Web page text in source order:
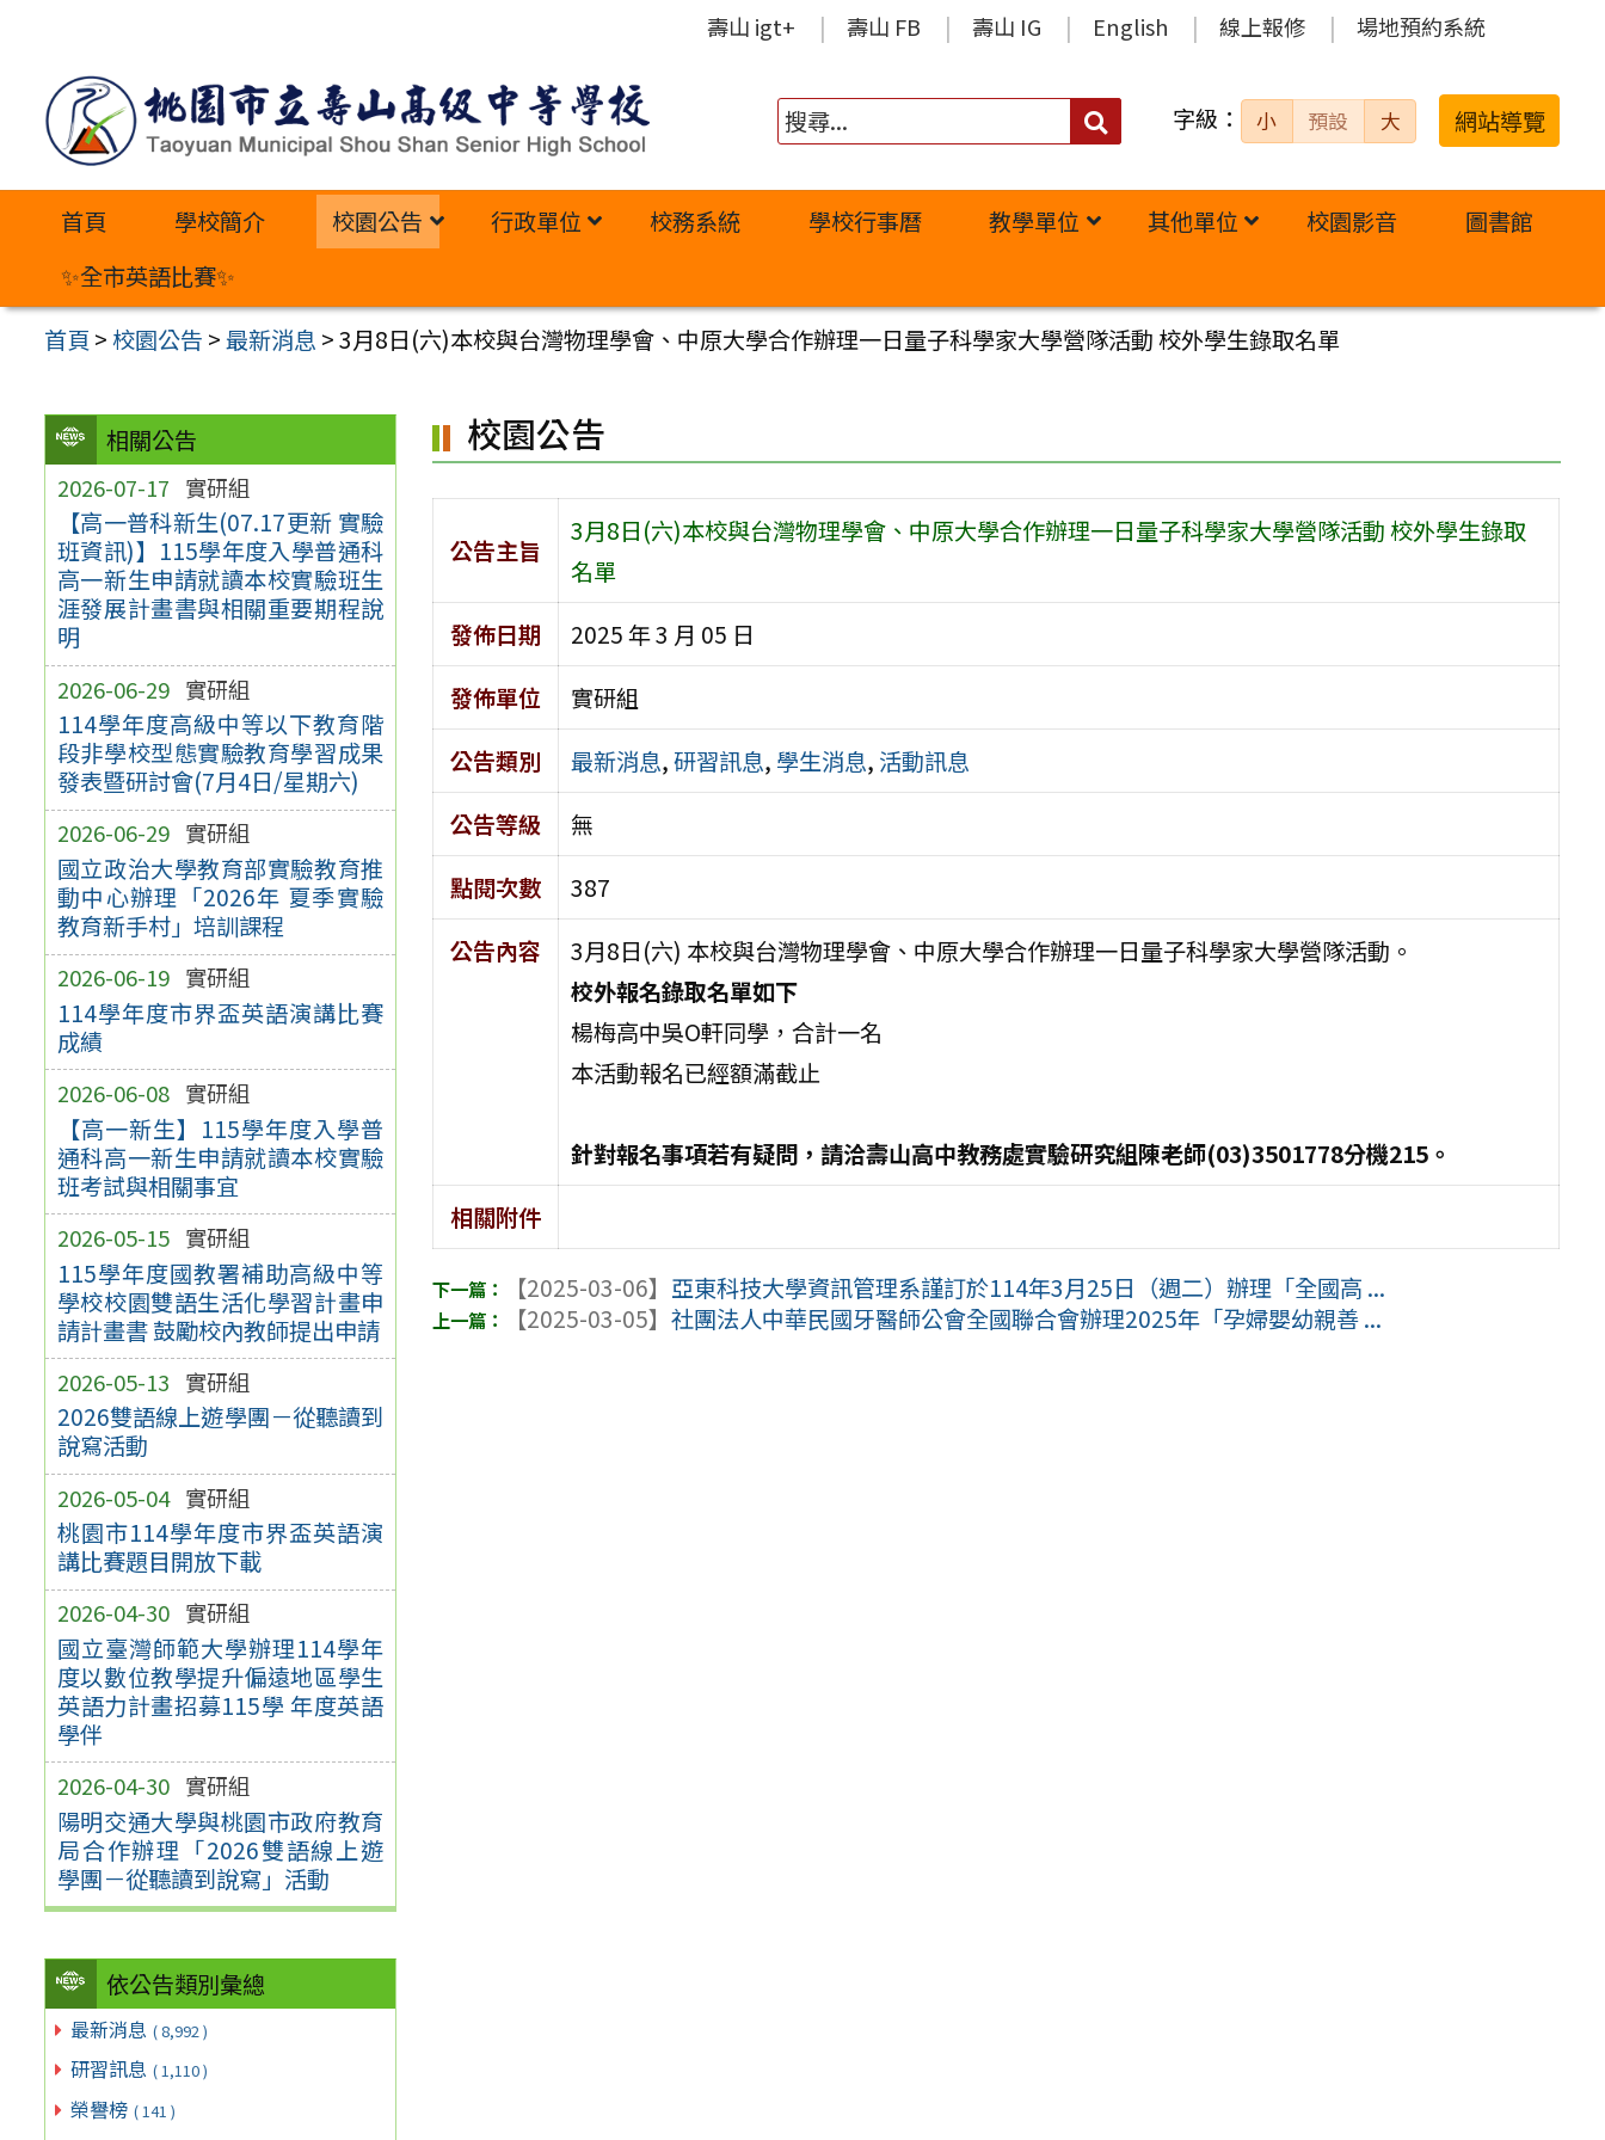
內
壽山 igt+ 壽山 FB 壽山 IG English 線上報修 場地預約系統
搜
字級： 小 預設 大 網站導覽
首頁 學校簡介 校園公告 行政單位 校務系統 學校行事曆 教學單位 其他單位 校園影音
圖書館
✨全市英語比賽✨
首頁 >校園公告 >最新消息 >3月8日(六)本校與台灣物理學會、中原大學合作辦理一日量子科學家大學營隊活動 校外學生錄取名單
相關公告
2026-07-17 實研組
【高一普科新生(07.17更新 實驗
班資訊)】115學年度入學普通科
高一新生申請就讀本校實驗班生
涯發展計畫書與相關重要期程說
明
2026-06-29 實研組
114學年度高級中等以下教育階
段非學校型態實驗教育學習成果
發表暨研討會(7月4日/星期六)
2026-06-29 實研組
國立政治大學教育部實驗教育推
動中心辦理「2026年 夏季實驗
教育新手村」培訓課程
2026-06-19 實研組
114學年度市界盃英語演講比賽
成績
2026-06-08 實研組
【高一新生】115學年度入學普
通科高一新生申請就讀本校實驗
班考試與相關事宜
2026-05-15 實研組
115學年度國教署補助高級中等
學校校園雙語生活化學習計畫申
請計畫書 鼓勵校內教師提出申請
2026-05-13 實研組
2026雙語線上遊學團－從聽讀到
說寫活動
2026-05-04 實研組
桃園市114學年度市界盃英語演
講比賽題目開放下載
2026-04-30 實研組
國立臺灣師範大學辦理114學年
度以數位教學提升偏遠地區學生
英語力計畫招募115學 年度英語
學伴
2026-04-30 實研組
陽明交通大學與桃園市政府教育
局合作辦理「2026雙語線上遊
學團－從聽讀到說寫」活動
依公告類別彙總
最新消息 ( 8,992 )
研習訊息 ( 1,110 )
榮譽榜 ( 141 )
校園公告
公告主旨
3月8日(六)本校與台灣物理學會、中原大學合作辦理一日量子科學家大學營隊活動 校外學生錄取
名單
發佈日期
2025 年 3 月 05 日
發佈單位
實研組
公告類別
最新消息,研習訊息, 學生消息, 活動訊息
公告等級
無
點閱次數
387
公告內容
3月8日(六) 本校與台灣物理學會、中原大學合作辦理一日量子科學家大學營隊活動。
校外報名錄取名單如下
楊梅高中吳O軒同學，合計一名
本活動報名已經額滿截止
針對報名事項若有疑問，請洽壽山高中教務處實驗研究組陳老師(03)3501778分機215。
相關附件
【2025-03-06】 亞東科技大學資訊管理系謹訂於114年3月25日（週二）辦理「全國高 ...
【2025-03-05】社團法人中華民國牙醫師公會全國聯合會辦理2025年「孕婦嬰幼親善 ...